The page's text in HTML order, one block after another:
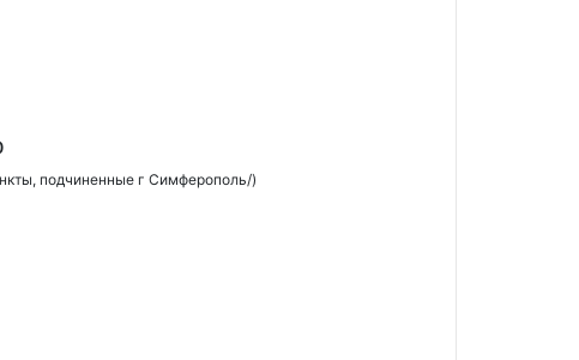
подчиненные г Симферополь/)